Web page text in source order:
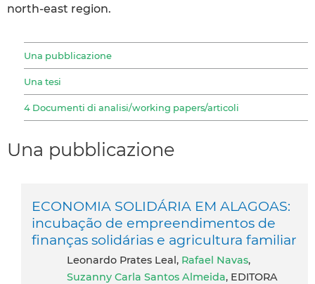
north-east region.
Una pubblicazione
Una tesi
4 Documenti di analisi/working papers/articoli
Una pubblicazione
ECONOMIA SOLIDÁRIA EM ALAGOAS:
incubação de empreendimentos de
finanças solidárias e agricultura familiar
Leonardo Prates Leal, Rafael Navas,
Suzanny Carla Santos Almeida, EDITORA